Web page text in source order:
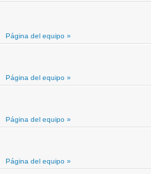
Página del equipo »
Página del equipo »
Página del equipo »
Página del equipo »